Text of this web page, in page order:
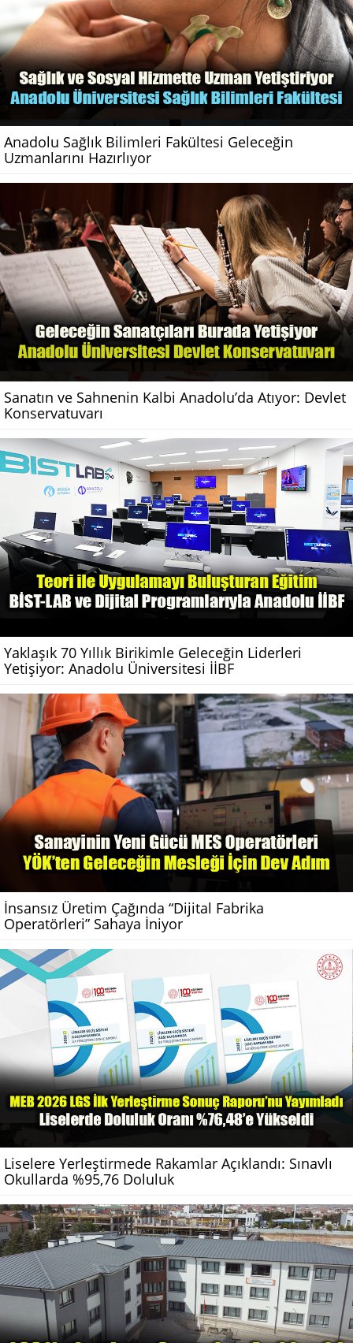
Anadolu Sağlık Bilimleri Fakültesi Geleceğin
Uzmanlarını Hazırlıyor
Sanatın ve Sahnenin Kalbi Anadolu’da Atıyor: Devlet
Konservatuvarı
Yaklaşık 70 Yıllık Birikimle Geleceğin Liderleri
Yetişiyor: Anadolu Üniversitesi İİBF
İnsansız Üretim Çağında “Dijital Fabrika
Operatörleri” Sahaya İniyor
Liselere Yerleştirmede Rakamlar Açıklandı: Sınavlı
Okullarda %95,76 Doluluk